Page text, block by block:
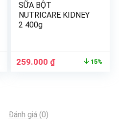
SỮA BỘT
NUTRICARE KIDNEY
2 400g
259.000 ₫ 15%
Đánh giá (0)